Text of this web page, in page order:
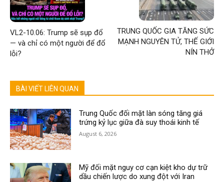
VL2-10.06: Trump sẽ sụp đổ
— và chỉ có một người để đổ
lỗi?
TRUNG QUỐC GIA TĂNG SỨC
MẠNH NGUYÊN TỬ, THẾ GIỚI
NÍN THỞ
BÀI VIẾT LIÊN QUAN
Trung Quốc đối mặt làn sóng tăng giá
trứng kỷ lục giữa đà suy thoái kinh tế
August 6, 2026
Mỹ đối mặt nguy cơ cạn kiệt kho dự trữ
dầu chiến lược do xung đột với Iran